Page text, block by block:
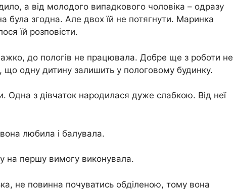
а від молодого випадкового чоловіка – одразу
була згодна. Але двох їй не потягнути. Маринка
їй розповісти.
до пологів не працювала. Добре ще з роботи не
що одну дитину залишить у пологовому будинку.
Одна з дівчаток народилася дуже слабкою. Від неї
любила і балувала.
на першу вимогу виконувала.
не повинна почуватись обділеною, тому вона